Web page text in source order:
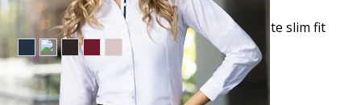
Camisa de vestir clásica manga larga celeste slim fit
$36.50
TU TERCERA PRENDA GRATIS